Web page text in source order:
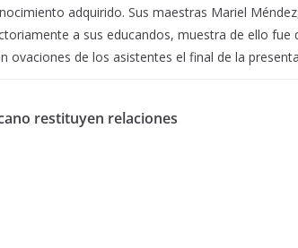
adquirido. Sus maestras Mariel
a sus educandos, muestra de ello fue
ovaciones de los asistentes el final de la
restituyen relaciones